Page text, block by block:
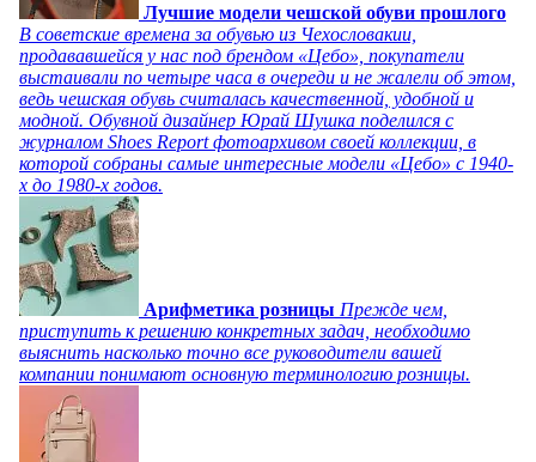
Лучшие модели чешской обуви прошлого
В советские времена за обувью из Чехословакии,
продававшейся у нас под брендом «Цебо», покупатели
выстаивали по четыре часа в очереди и не жалели об этом,
ведь чешская обувь считалась качественной, удобной и
модной. Обувной дизайнер Юрай Шушка поделился с
журналом Shoes Report фотоархивом своей коллекции, в
которой собраны самые интересные модели «Цебо» с 1940-
х до 1980-х годов.
Арифметика розницы Прежде чем,
приступить к решению конкретных задач, необходимо
выяснить насколько точно все руководители вашей
компании понимают основную терминологию розницы.